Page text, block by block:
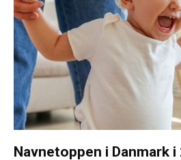
Navnetoppen i Danmark i